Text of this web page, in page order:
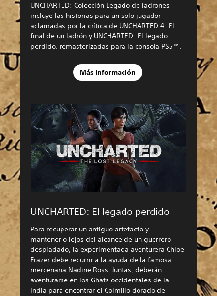
UNCHARTED: Colección Legado de ladrones
incluye las historias para un solo jugador
aclamadas por la crítica de UNCHARTED 4: El
final de un ladrón y UNCHARTED: El legado
perdido, remasterizadas para la consola PS5™.
Más información
UNCHARTED: El legado perdido
Para recuperar un antiguo artefacto y
mantenerlo lejos del alcance de un guerrero
despiadado, la experimentada aventurera Chloe
Frazer debe recurrir a la ayuda de la famosa
mercenaria Nadine Ross. Juntas, deberán
aventurarse en los Ghats occidentales de la
India para encontrar el Colmillo dorado de